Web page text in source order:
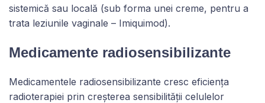
sistemică sau locală (sub forma unei creme, pentru a
trata leziunile vaginale – Imiquimod).
Medicamente radiosensibilizante
Medicamentele radiosensibilizante cresc eficiența
radioterapiei prin creșterea sensibilității celulelor